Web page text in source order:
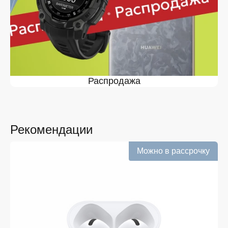
доступностью при каждодневной эксплуатации.
iPhone 17 eSIM
Версия с цифровым профилем создана для тех, кто
предпочитает современный формат связи.
Пользователи выбирают такую модель благодаря
удобству настройки и тому, что покупка не требует
замены сим-карт. Важно учитывать, что цена Айфон
Айфон 17 Дуал Сим подойдёт тем, кому нужно
переключаться между задачами. Айфон 17 Сим еСим
и другие версии поддерживают расширенный
Распродажа
Рекомендации
Можно в рассрочку